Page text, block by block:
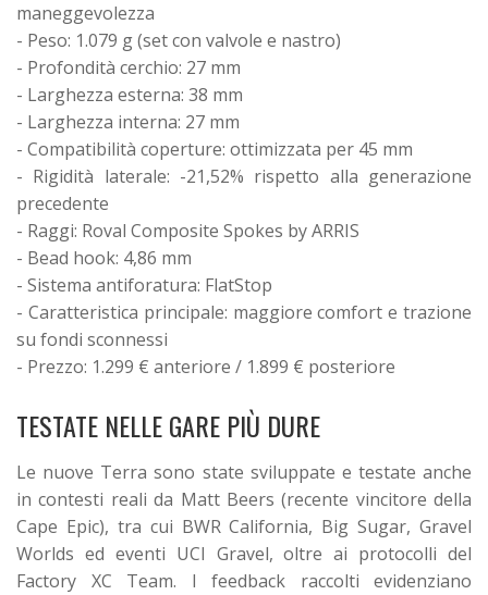
maneggevolezza
- Peso: 1.079 g (set con valvole e nastro)
- Profondità cerchio: 27 mm
- Larghezza esterna: 38 mm
- Larghezza interna: 27 mm
- Compatibilità coperture: ottimizzata per 45 mm
- Rigidità laterale: -21,52% rispetto alla generazione
precedente
- Raggi: Roval Composite Spokes by ARRIS
- Bead hook: 4,86 mm
- Sistema antiforatura: FlatStop
- Caratteristica principale: maggiore comfort e trazione
su fondi sconnessi
- Prezzo: 1.299 € anteriore / 1.899 € posteriore
TESTATE NELLE GARE PIÙ DURE
Le nuove Terra sono state sviluppate e testate anche
in contesti reali da Matt Beers (recente vincitore della
Cape Epic), tra cui BWR California, Big Sugar, Gravel
Worlds ed eventi UCI Gravel, oltre ai protocolli del
Factory XC Team. I feedback raccolti evidenziano